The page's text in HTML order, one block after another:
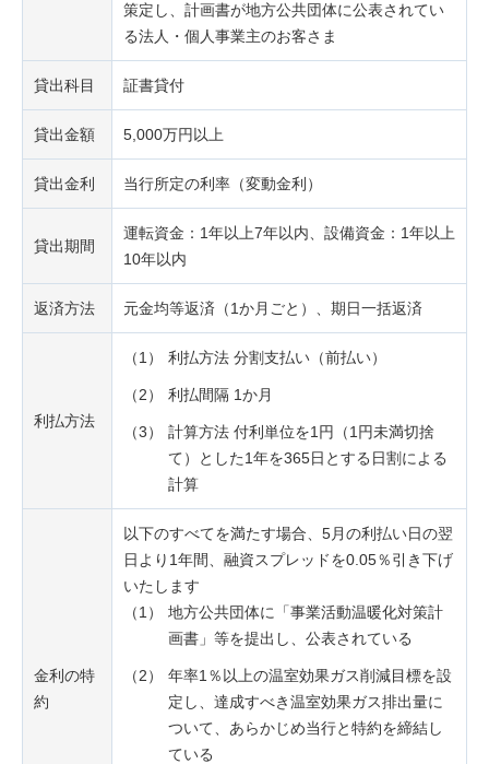
策定し、計画書が地方公共団体に公表されてい
る法人・個人事業主のお客さま
貸出科目 証書貸付
貸出金額 5,000万円以上
貸出金利 当行所定の利率（変動金利）
貸出期間
運転資金：1年以上7年以内、設備資金：1年以上
10年以内
返済方法 元金均等返済（1か月ごと）、期日一括返済
利払方法
（1） 利払方法 分割支払い（前払い）
（2） 利払間隔 1か月
（3）
計算方法 付利単位を1円（1円未満切捨
て）とした1年を365日とする日割による
計算
金利の特
約
以下のすべてを満たす場合、5月の利払い日の翌
日より1年間、融資スプレッドを0.05％引き下げ
いたします
（1）
地方公共団体に「事業活動温暖化対策計
画書」等を提出し、公表されている
（2）
年率1％以上の温室効果ガス削減目標を設
定し、達成すべき温室効果ガス排出量に
ついて、あらかじめ当行と特約を締結し
ている